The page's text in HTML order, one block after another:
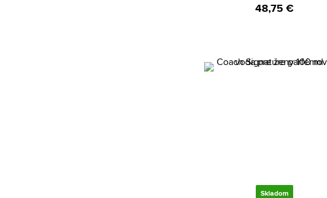
48,75 €
Skladom